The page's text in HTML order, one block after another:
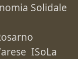
Solidale
ISoLa